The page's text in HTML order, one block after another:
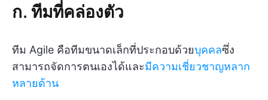
ก. ทีมที่คล่องตัว
ทีม Agile คือทีมขนาดเล็กที่ประกอบด้วยบุคคลซึ่ง
สามารถจัดการตนเองได้และมีความเชี่ยวชาญหลาก
หลายด้าน